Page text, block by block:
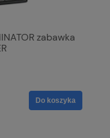
zabawka
Do koszyka